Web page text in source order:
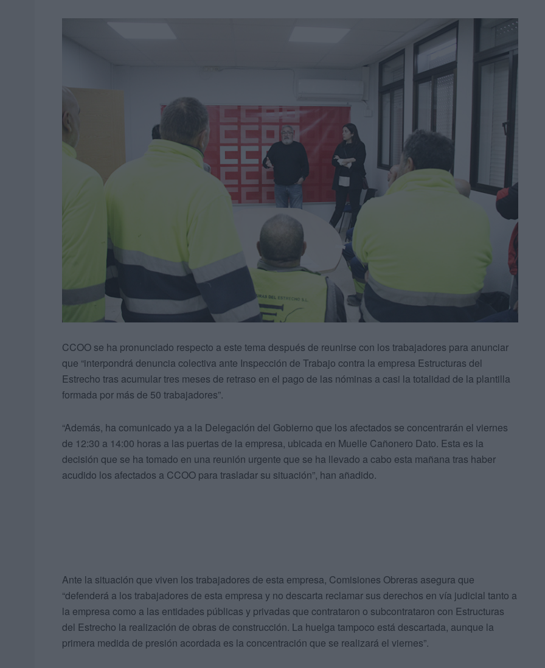
CCOO se ha pronunciado respecto a este tema después de reunirse con los trabajadores para anunciar
que “interpondrá denuncia colectiva ante Inspección de Trabajo contra la empresa Estructuras del
Estrecho tras acumular tres meses de retraso en el pago de las nóminas a casi la totalidad de la plantilla
formada por más de 50 trabajadores”.
“Además, ha comunicado ya a la Delegación del Gobierno que los afectados se concentrarán el viernes
de 12:30 a 14:00 horas a las puertas de la empresa, ubicada en Muelle Cañonero Dato. Esta es la
decisión que se ha tomado en una reunión urgente que se ha llevado a cabo esta mañana tras haber
acudido los afectados a CCOO para trasladar su situación”, han añadido.
Ante la situación que viven los trabajadores de esta empresa, Comisiones Obreras asegura que
“defenderá a los trabajadores de esta empresa y no descarta reclamar sus derechos en vía judicial tanto a
la empresa como a las entidades públicas y privadas que contrataron o subcontrataron con Estructuras
del Estrecho la realización de obras de construcción. La huelga tampoco está descartada, aunque la
primera medida de presión acordada es la concentración que se realizará el viernes”.